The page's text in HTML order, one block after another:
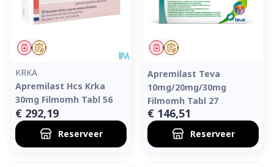
Op voorschrift
Geneesmiddel
KRKA
Apremilast Hcs Krka
30mg Filmomh Tabl 56
€ 292,19
Reserveer
Op voorschrift
Geneesmiddel
Apremilast Teva
10mg/20mg/30mg
Filmomh Tabl 27
€ 146,51
Reserveer